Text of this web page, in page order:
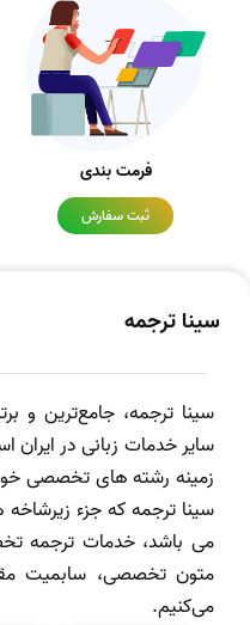
فرمت بندی
ثبت سفارش
سینا ترجمه
سینا ترجمه، جامع‌ترین و
سایر خدمات زبانی در ایران
زمینه رشته های تخصصی
سینا ترجمه که جزء
می باشد، خدمات ترجمه
متون تخصصی، سابمیت
می‌کنیم.